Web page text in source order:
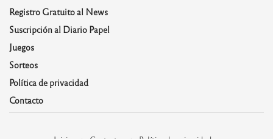
Registro Gratuito al News
Suscripción al Diario Papel
Juegos
Sorteos
Política de privacidad
Contacto